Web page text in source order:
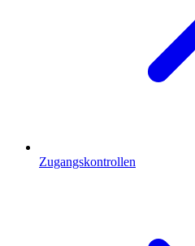
Zugangskontrollen